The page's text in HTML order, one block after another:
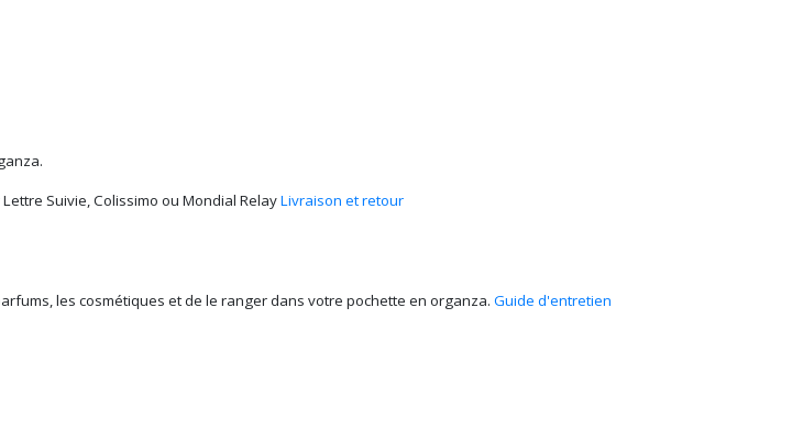
Suivie, Colissimo ou Mondial RelayLivraison et retour
les cosmétiques et de le ranger dans votre pochette en organza. Guide d'entretien